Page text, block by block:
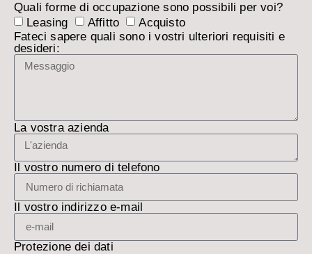
Quali forme di occupazione sono possibili per voi?
Leasing
Affitto
Acquisto
Fateci sapere quali sono i vostri ulteriori requisiti e
desideri:
La vostra azienda
Il vostro numero di telefono
Il vostro indirizzo e-mail
Protezione dei dati